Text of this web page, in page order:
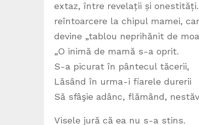
extaz, între revelații și
reîntoarcere la chipul mamei,
devine „tablou neprihănit de
„O inimă de mamă s-a oprit.
S-a picurat în pântecul tăcerii,
Lăsând în urma-i fiarele durerii
Să sfâşie adânc, flămând,
Visele jură că ea nu s-a stins.